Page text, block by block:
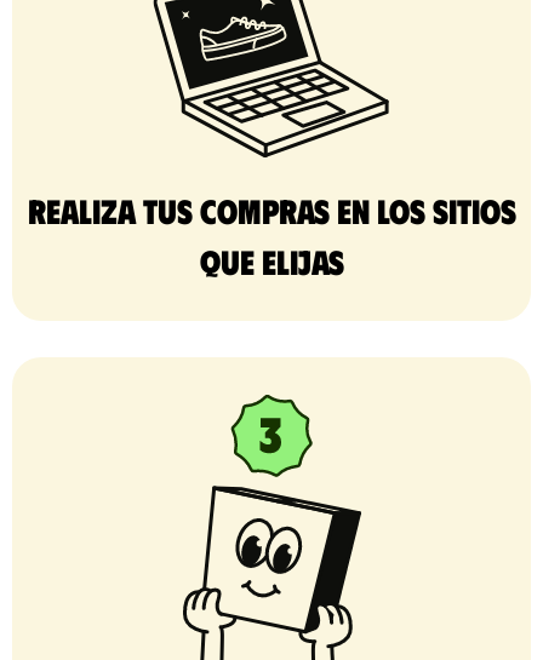
Realiza tus compras en los sitios
que elijas